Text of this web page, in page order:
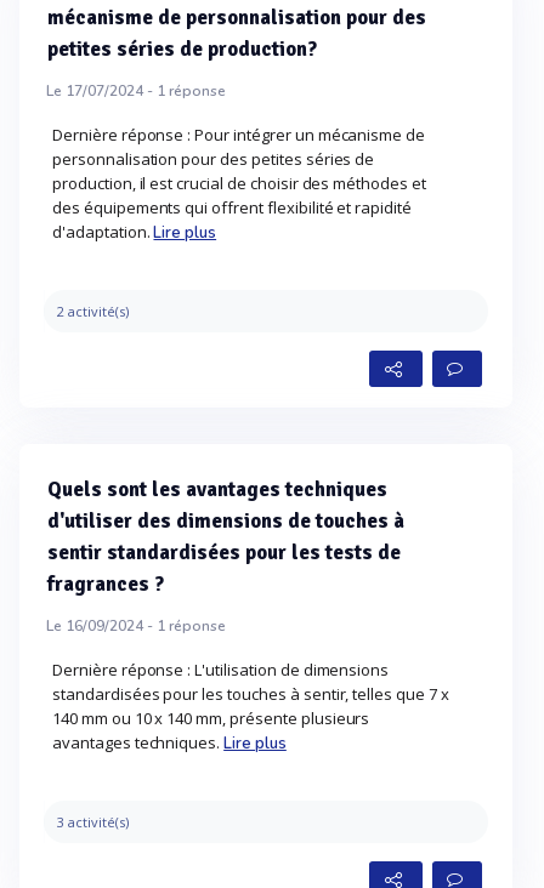
mécanisme de personnalisation pour des
petites séries de production?
Le 17/07/2024 - 1réponse
Dernière réponse : Pour intégrer un mécanisme de
personnalisation pour des petites séries de
production, il est crucial de choisir des méthodes et
des équipements qui offrent flexibilité et rapidité
d'adaptation.Lire plus
2 activité(s)
Quels sont les avantages techniques
d'utiliser des dimensions de touches à
sentir standardisées pour les tests de
fragrances ?
Le 16/09/2024 - 1réponse
Dernière réponse : L'utilisation de dimensions
standardisées pour les touches à sentir, telles que 7 x
140 mm ou 10 x 140 mm, présente plusieurs
avantages techniques.Lire plus
3 activité(s)